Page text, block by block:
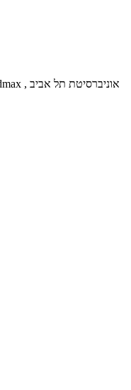
הנדסאי לתלת מימד - Zbrush , Maya , 3dmax , אוניברסיטת תל אביב